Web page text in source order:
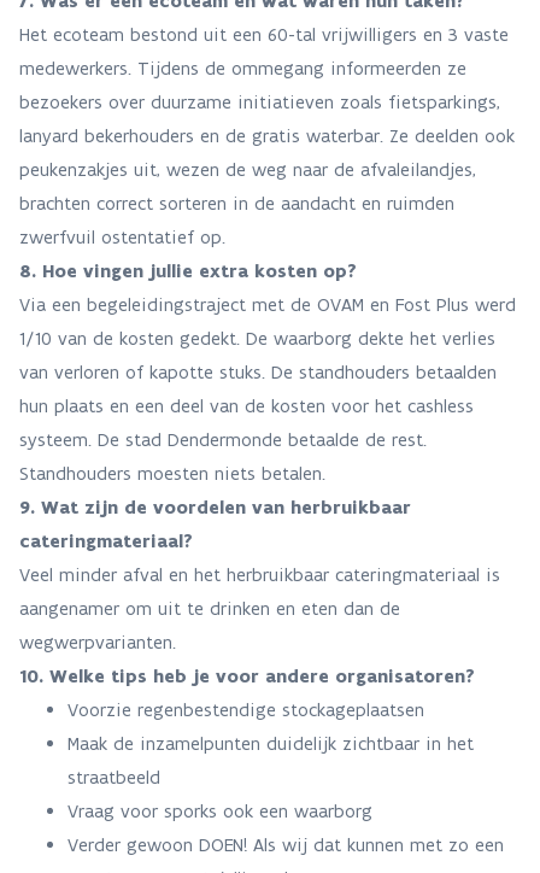
Het ecoteam bestond uit een 60-tal vrijwilligers en 3 vaste
medewerkers. Tijdens de ommegang informeerden ze
bezoekers over duurzame initiatieven zoals fietsparkings,
lanyard bekerhouders en de gratis waterbar. Ze deelden ook
peukenzakjes uit, wezen de weg naar de afvaleilandjes,
brachten correct sorteren in de aandacht en ruimden
zwerfvuil ostentatief op.
8. Hoe vingen jullie extra kosten op?
Via een begeleidingstraject met de OVAM en Fost Plus werd
1/10 van de kosten gedekt. De waarborg dekte het verlies
van verloren of kapotte stuks. De standhouders betaalden
hun plaats en een deel van de kosten voor het cashless
systeem. De stad Dendermonde betaalde de rest.
Standhouders moesten niets betalen.
9. Wat zijn de voordelen van herbruikbaar
cateringmateriaal?
Veel minder afval en het herbruikbaar cateringmateriaal is
aangenamer om uit te drinken en eten dan de
wegwerpvarianten.
10. Welke tips heb je voor andere organisatoren?
Voorzie regenbestendige stockageplaatsen
Maak de inzamelpunten duidelijk zichtbaar in het
straatbeeld
Vraag voor sporks ook een waarborg
Verder gewoon DOEN! Als wij dat kunnen met zo een